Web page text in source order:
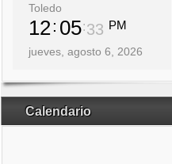
Toledo
12 05 33 PM
jueves, agosto 6, 2026
Calendario